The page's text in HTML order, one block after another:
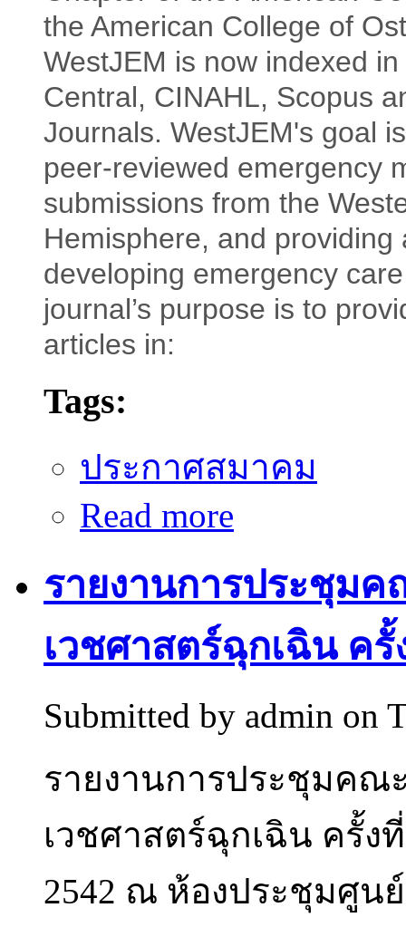
the American College of
WestJEM is now indexed
Central, CINAHL, Scopus
Journals. WestJEM's goal
peer-reviewed emergency
submissions from the
Hemisphere, and
developing emergency
journal’s purpose is to
articles in:
Tags:
ประกาศสมาคม
Read more
รายงานการประชุม
เวชศาสตร์ฉุกเฉิน ครั้
Submitted by admin on
รายงานการประชุมคณ
เวชศาสตร์ฉุกเฉิน ครั้ง
2542 ณ ห้องประชุมศูน